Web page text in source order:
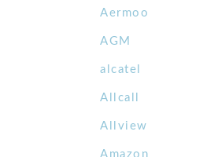
Aermoo
AGM
alcatel
Allcall
Allview
Amazon